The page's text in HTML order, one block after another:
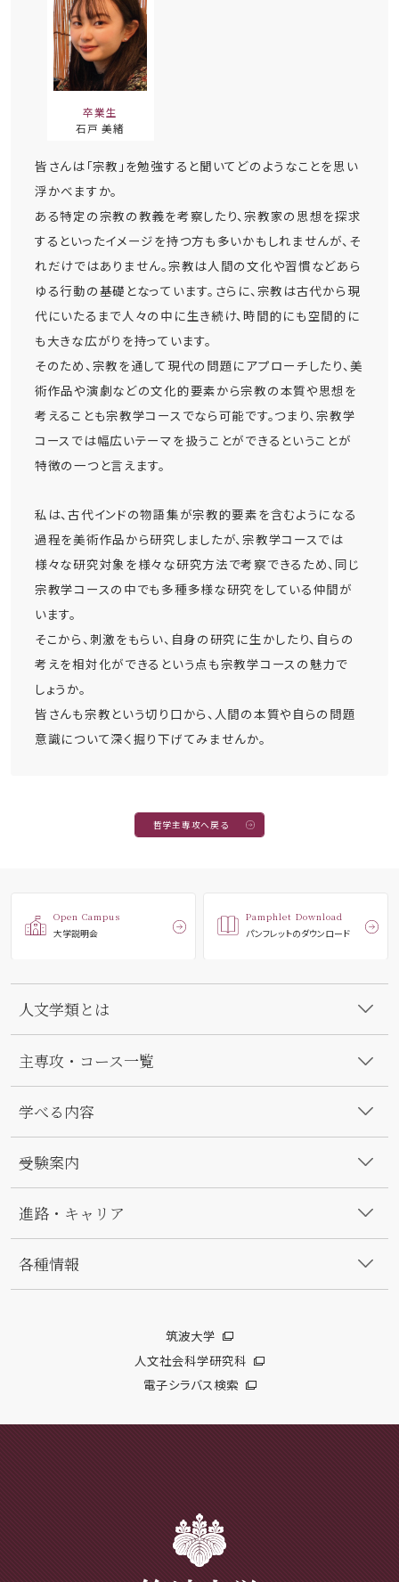
卒業生
石戸 美緒
皆さんは「宗教」を勉強すると聞いてどのようなことを思い
浮かべますか。
ある特定の宗教の教義を考察したり、宗教家の思想を探求
するといったイメージを持つ方も多いかもしれませんが、そ
れだけではありません。宗教は人間の文化や習慣などあら
ゆる行動の基礎となっています。さらに、宗教は古代から現
代にいたるまで人々の中に生き続け、時間的にも空間的に
も大きな広がりを持っています。
そのため、宗教を通して現代の問題にアプローチしたり、美
術作品や演劇などの文化的要素から宗教の本質や思想を
考えることも宗教学コースでなら可能です。つまり、宗教学
コースでは幅広いテーマを扱うことができるということが
特徴の一つと言えます。
私は、古代インドの物語集が宗教的要素を含むようになる
過程を美術作品から研究しましたが、宗教学コースでは
様々な研究対象を様々な研究方法で考察できるため、同じ
宗教学コースの中でも多種多様な研究をしている仲間が
います。
そこから、刺激をもらい、自身の研究に生かしたり、自らの
考えを相対化ができるという点も宗教学コースの魅力で
しょうか。
皆さんも宗教という切り口から、人間の本質や自らの問題
意識について深く掘り下げてみませんか。
哲学主専攻へ戻る
Open Campus
大学説明会
Pamphlet Download
パンフレットのダウンロード
人文学類とは
主専攻・コース一覧
学べる内容
受験案内
進路・キャリア
各種情報
筑波大学
人文社会科学研究科
電子シラバス検索